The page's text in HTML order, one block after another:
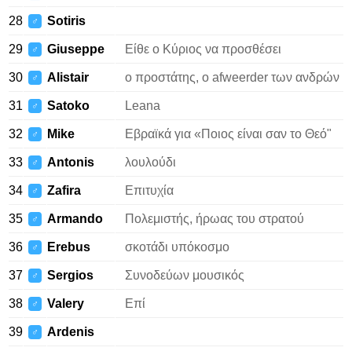
28 ♂ Sotiris
29 ♂ Giuseppe Είθε ο Κύριος να προσθέσει
30 ♂ Alistair ο προστάτης, ο afweerder των ανδρών
31 ♂ Satoko Leana
32 ♂ Mike Εβραϊκά για «Ποιος είναι σαν το Θεό"
33 ♂ Antonis λουλούδι
34 ♂ Zafira Επιτυχία
35 ♂ Armando Πολεμιστής, ήρωας του στρατού
36 ♂ Erebus σκοτάδι υπόκοσμο
37 ♂ Sergios Συνοδεύων μουσικός
38 ♂ Valery Επί
39 ♂ Ardenis